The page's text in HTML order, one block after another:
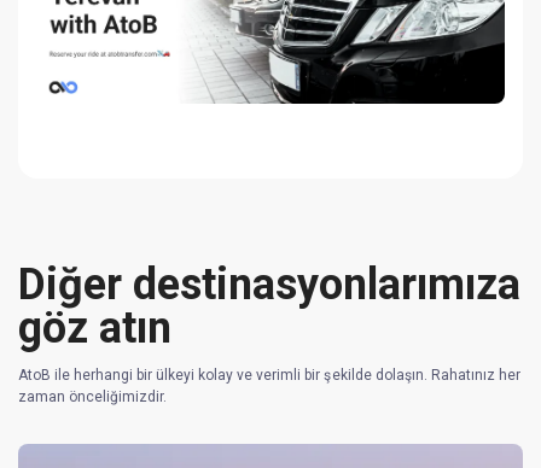
Diğer destinasyonlarımıza
göz atın
AtoB ile herhangi bir ülkeyi kolay ve verimli bir şekilde dolaşın. Rahatınız her
zaman önceliğimizdir.